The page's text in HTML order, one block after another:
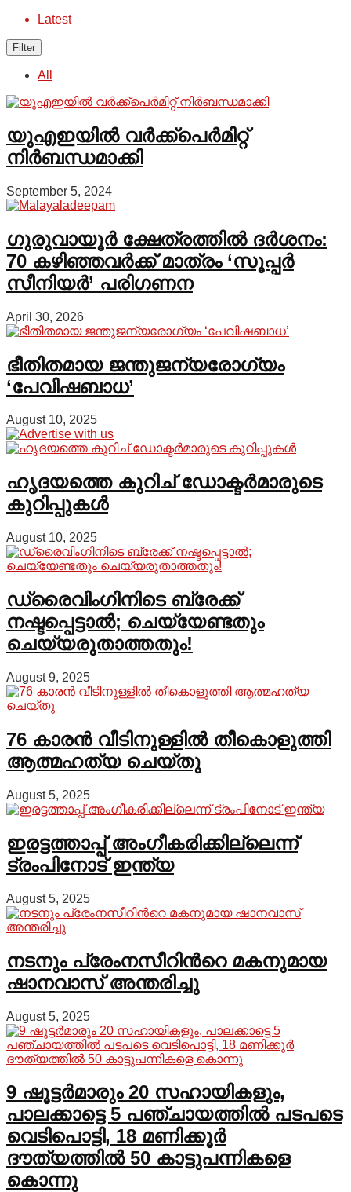
Latest
Filter
All
യുഎഇയിൽ വർക്ക്പെർമിറ്റ്
നിർബന്ധമാക്കി
September 5, 2024
ഗുരുവായൂർ ക്ഷേത്രത്തിൽ ദർശനം:
70 കഴിഞ്ഞവർക്ക് മാത്രം ‘സൂപ്പർ
സീനിയർ’ പരിഗണന
April 30, 2026
ഭീതിതമായ ജന്തുജന്യരോഗ്യം
‘പേവിഷബാധ’
August 10, 2025
ഹൃദയത്തെ കുറിച് ഡോക്ടർമാരുടെ
കുറിപ്പുകൾ
August 10, 2025
ഡ്രൈവിംഗിനിടെ ബ്രേക്ക്
നഷ്ടപ്പെട്ടാല്‍; ചെയ്യേണ്ടതും
ചെയ്യരുതാത്തതും!
August 9, 2025
76 കാരന്‍ വീടിനുള്ളില്‍ തീകൊളുത്തി
ആത്മഹത്യ ചെയ്തു
August 5, 2025
ഇരട്ടത്താപ്പ് അംഗീകരിക്കില്ലെന്ന്
ട്രംപിനോട് ഇന്ത്യ
August 5, 2025
നടനും പ്രേംനസീറിന്‍റെ മകനുമായ
ഷാനവാസ് അന്തരിച്ചു
August 5, 2025
9 ഷൂട്ടർമാരും 20 സഹായികളും,
പാലക്കാട്ടെ 5 പഞ്ചായത്തിൽ പടപടെ
വെടിപൊട്ടി, 18 മണിക്കൂർ
ദൗത്യത്തിൽ 50 കാട്ടുപന്നികളെ
കൊന്നു